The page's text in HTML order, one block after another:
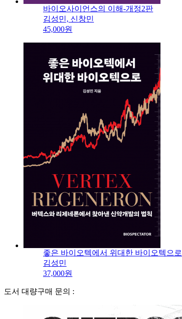
바이오사이언스의 이해-개정2판
김성민, 신창민
45,000원
좋은 바이오텍에서 위대한 바이오텍으로
김성민
37,000원
도서 대량구매 문의 :